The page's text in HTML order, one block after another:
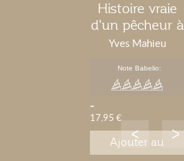
Histoire vraie
d'un pêcheur à
la ligne - Tome
Yves Mahieu
Note Babelio:
-
17,95 €
Ajouter au